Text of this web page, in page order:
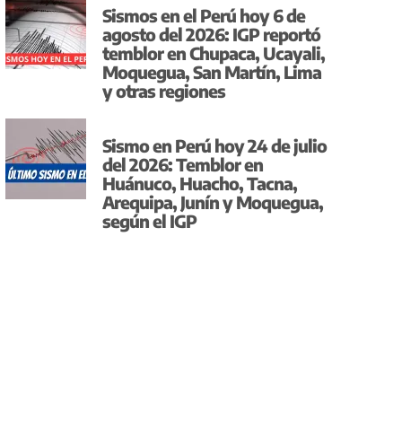
Sismos en el Perú hoy 6 de
agosto del 2026: IGP reportó
temblor en Chupaca, Ucayali,
Moquegua, San Martín, Lima
y otras regiones
Sismo en Perú hoy 24 de julio
del 2026: Temblor en
Huánuco, Huacho, Tacna,
Arequipa, Junín y Moquegua,
según el IGP